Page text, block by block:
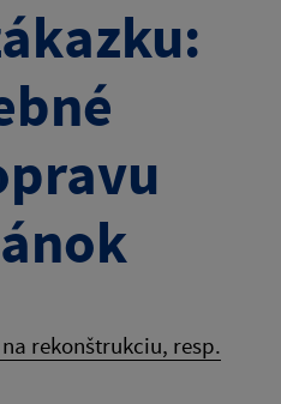
rekonštrukciu, resp.